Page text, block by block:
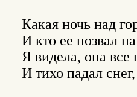
Какая ночь над
И кто ее позвал
Я видела, она
И тихо падал